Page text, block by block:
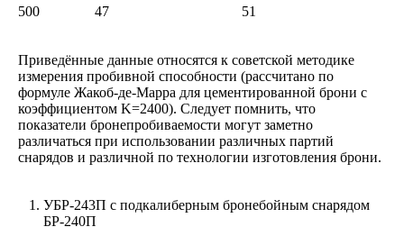
500 47 51
Приведённые данные относятся к советской методике
измерения пробивной способности (рассчитано по
формуле Жакоб-де-Марра для цементированной брони с
коэффициентом K=2400). Следует помнить, что
показатели бронепробиваемости могут заметно
различаться при использовании различных партий
снарядов и различной по технологии изготовления брони.
УБР-243П с подкалиберным бронебойным снарядом
БР-240П